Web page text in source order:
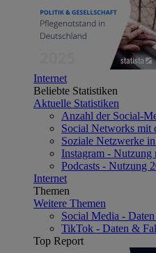
Internet
Beliebte Statistiken
Aktuelle Statistiken
Anzahl der Social-
Social Networks mit
Soziale Netzwerke
Instagram - Nutzung
Podcasts - Nutzung
Internet
Themen
Weitere Themen
Social Media -
TikTok - Daten &
Top Report